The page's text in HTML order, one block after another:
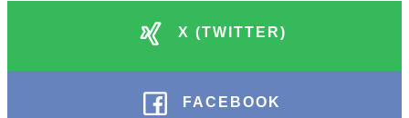
X (TWITTER)
FACEBOOK